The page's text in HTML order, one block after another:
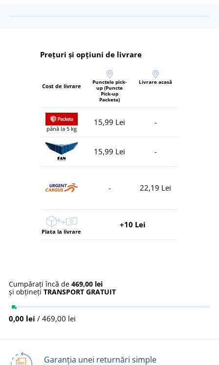
Prețuri și opțiuni de livrare
Cost de livrare
Punctele pick-
up (Puncte
Pick-up
Packeta)
Livrare acasă
până la 5 kg
15,99 Lei -
15,99 Lei -
- 22,19 Lei
Plata la livrare
+10 Lei
Cumpărați încă de 469,00 lei
și obțineți TRANSPORT GRATUIT
0,00 lei / 469,00 lei
Garanția unei returnări simple